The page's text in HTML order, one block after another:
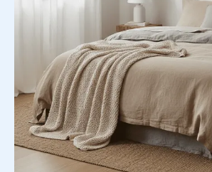
chanvre
moderne